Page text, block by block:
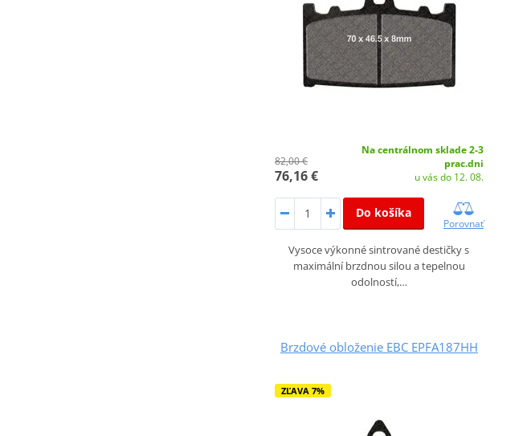
82,00 €
76,16 €
Na centrálnom sklade 2-3
prac.dni
u vás do 12. 08.
Do košíka
Porovnať
Vysoce výkonné sintrované destičky s
maximální brzdnou silou a tepelnou
odolností,…
Brzdové obloženie EBC EPFA187HH
ZĽAVA 7%